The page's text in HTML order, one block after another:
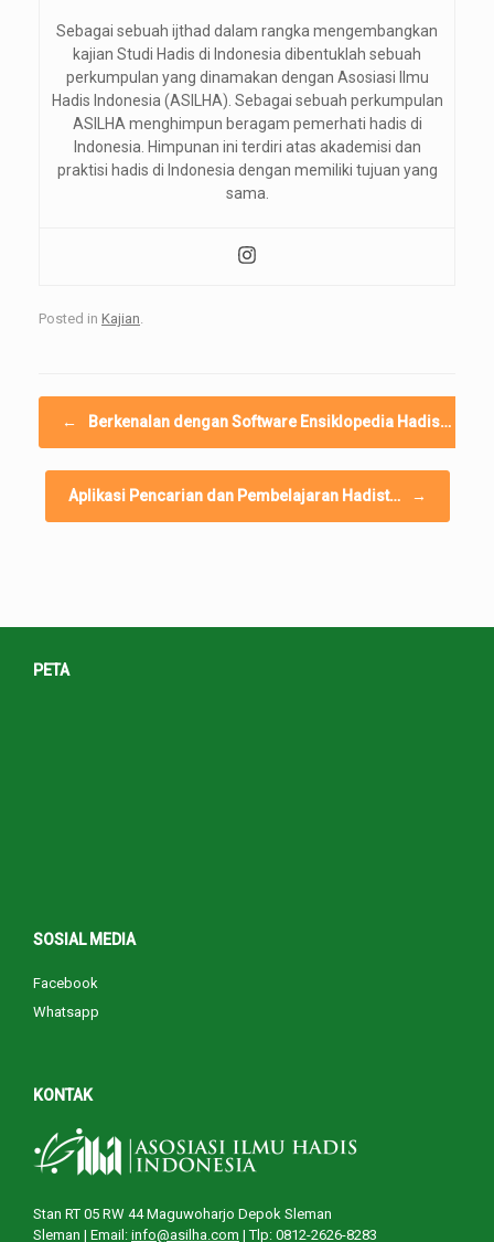
Sebagai sebuah ijthad dalam rangka mengembangkan
kajian Studi Hadis di Indonesia dibentuklah sebuah
perkumpulan yang dinamakan dengan Asosiasi Ilmu
Hadis Indonesia (ASILHA). Sebagai sebuah perkumpulan
ASILHA menghimpun beragam pemerhati hadis di
Indonesia. Himpunan ini terdiri atas akademisi dan
praktisi hadis di Indonesia dengan memiliki tujuan yang
sama.
Posted in Kajian
← Berkenalan dengan Software Ensiklopedia Hadis…
Aplikasi Pencarian dan Pembelajaran Hadist… →
PETA
SOSIAL MEDIA
Facebook
Whatsapp
KONTAK
Stan RT 05 RW 44 Maguwoharjo Depok Sleman
Sleman | Email: info@asilha.com | Tlp: 0812-2626-8283